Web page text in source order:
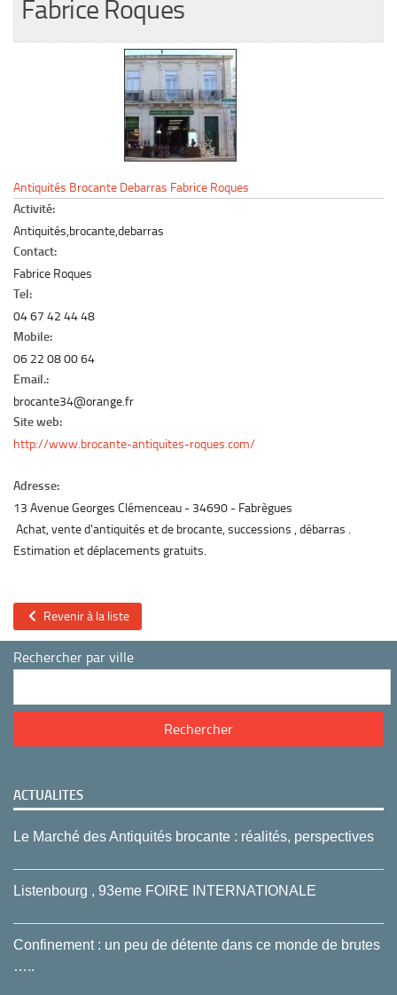
Le marché du mobilier d’occasion
Insertion Annuaire
Fabrice Roques
Antiquités Brocante Debarras Fabrice Roques
Activité:
Antiquités,brocante,debarras
Contact:
Fabrice Roques
Tel:
04 67 42 44 48
Mobile:
06 22 08 00 64
Email.:
brocante34@orange.fr
Site web:
http://www.brocante-antiquites-roques.com/
Adresse:
13 Avenue Georges Clémenceau 34690
Fabrègues
Achat, vente d'antiquités et de brocante, successions , débarras .
Estimation et déplacements gratuits.
Revenir à la liste
Rechercher par ville
ACTUALITES
Le Marché des Antiquités brocante : réalités, perspectives
Listenbourg , 93eme FOIRE INTERNATIONALE
Confinement : un peu de détente dans ce monde de brutes
…..